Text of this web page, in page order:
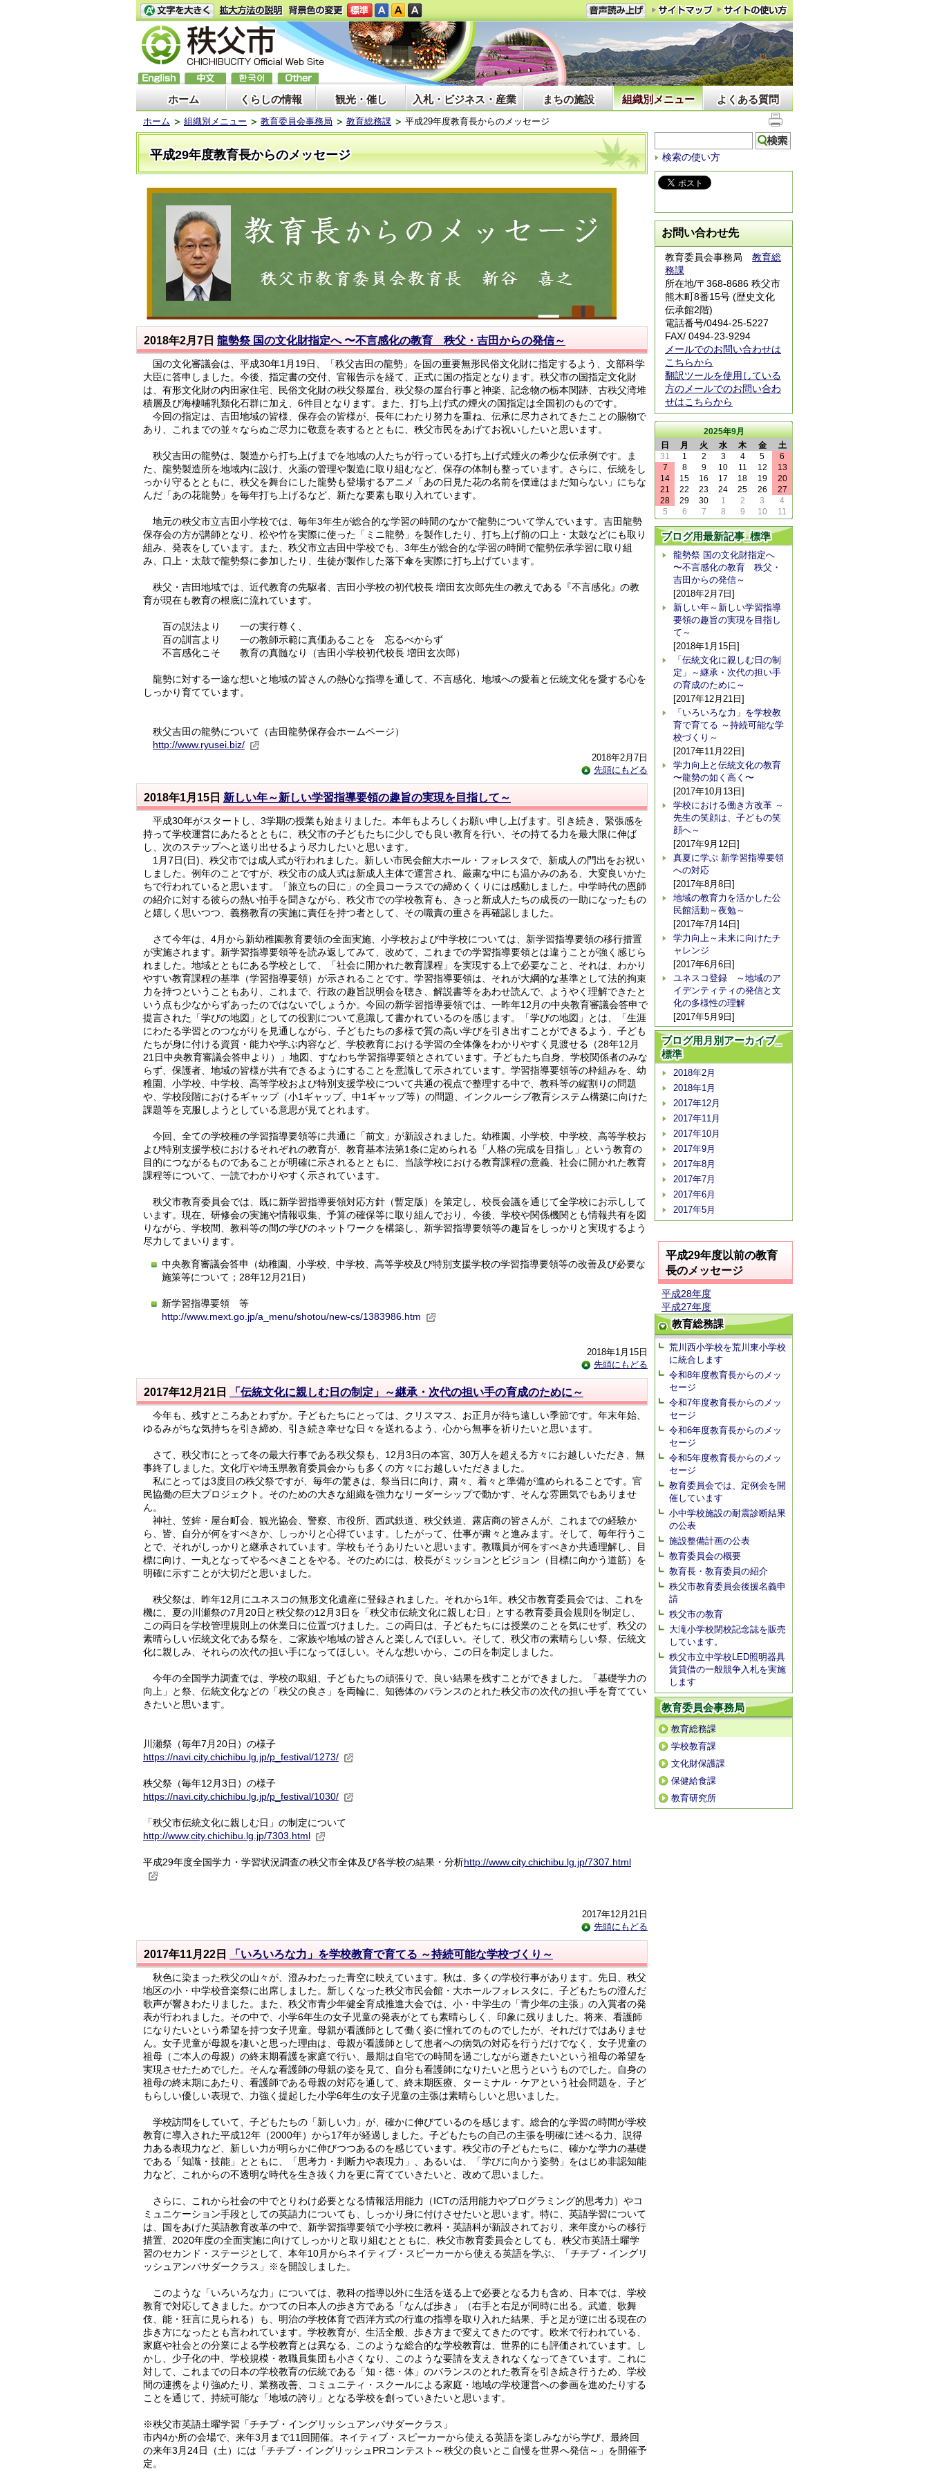
ホーム くらしの情報 観光・催し 入札・ビジネス・産業 まちの施設 組織別メニュー よくある質問
ホーム 組織別メニュー 教育委員会事務局 教育総務課 平成29年度教育長からのメッセージ
平成29年度教育長からのメッセージ
2018年2月7日 龍勢祭 国の文化財指定へ 〜不言感化の教育 秩父・吉田からの発信～
国の文化審議会は、平成30年1月19日、「秩父吉田の龍勢」を国の重要無形民俗文化財に指定するよう、文部科学
大臣に答申しました。今後、指定書の交付、官報告示を経て、正式に国の指定となります。秩父市の国指定文化財
は、有形文化財の内田家住宅、民俗文化財の秩父祭屋台、秩父祭の屋台行事と神楽、記念物の栃本関跡、古秩父湾堆
積層及び海棲哺乳類化石群に加え、6件目となります。また、打ち上げ式の煙火の国指定は全国初のものです。
今回の指定は、吉田地域の皆様、保存会の皆様が、長年にわたり努力を重ね、伝承に尽力されてきたことの賜物で
あり、これまでの並々ならぬご尽力に敬意を表するとともに、秩父市民をあげてお祝いしたいと思います。
秩父吉田の龍勢は、製造から打ち上げまでを地域の人たちが行っている打ち上げ式煙火の希少な伝承例です。ま
た、龍勢製造所を地域内に設け、火薬の管理や製造に取り組むなど、保存の体制も整っています。さらに、伝統をし
っかり守るとともに、秩父を舞台にした龍勢も登場するアニメ「あの日見た花の名前を僕達はまだ知らない」にちな
んだ「あの花龍勢」を毎年打ち上げるなど、新たな要素も取り入れています。
地元の秩父市立吉田小学校では、毎年3年生が総合的な学習の時間のなかで龍勢について学んでいます。吉田龍勢
保存会の方が講師となり、松や竹を実際に使った「ミニ龍勢」を製作したり、打ち上げ前の口上・太鼓などにも取り
組み、発表をしています。また、秩父市立吉田中学校でも、3年生が総合的な学習の時間で龍勢伝承学習に取り組
み、口上・太鼓で龍勢祭に参加したり、生徒が製作した落下傘を実際に打ち上げています。
秩父・吉田地域では、近代教育の先駆者、吉田小学校の初代校長 増田玄次郎先生の教えである『不言感化』の教
育が現在も教育の根底に流れています。
百の説法より 一の実行尊く、
百の訓言より 一の教師示範に真価あることを 忘るべからず
不言感化こそ 教育の真髄なり（吉田小学校初代校長 増田玄次郎）
龍勢に対する一途な想いと地域の皆さんの熱心な指導を通して、不言感化、地域への愛着と伝統文化を愛する心を
しっかり育てています。
秩父吉田の龍勢について（吉田龍勢保存会ホームページ）
http://www.ryusei.biz/
2018年2月7日
先頭にもどる
2018年1月15日 新しい年～新しい学習指導要領の趣旨の実現を目指して～
平成30年がスタートし、3学期の授業も始まりました。本年もよろしくお願い申し上げます。引き続き、緊張感を
持って学校運営にあたるとともに、秩父市の子どもたちに少しでも良い教育を行い、その持てる力を最大限に伸ば
し、次のステップへと送り出せるよう尽力したいと思います。
1月7日(日)、秩父市では成人式が行われました。新しい市民会館大ホール・フォレスタで、新成人の門出をお祝い
しました。例年のことですが、秩父市の成人式は新成人主体で運営され、厳粛な中にも温かみのある、大変良いかた
ちで行われていると思います。「旅立ちの日に」の全員コーラスでの締めくくりには感動しました。中学時代の恩師
の紹介に対する彼らの熱い拍手を聞きながら、秩父市での学校教育も、きっと新成人たちの成長の一助になったもの
と嬉しく思いつつ、義務教育の実施に責任を持つ者として、その職責の重さを再確認しました。
さて今年は、4月から新幼稚園教育要領の全面実施、小学校および中学校については、新学習指導要領の移行措置
が実施されます。新学習指導要領等を読み返してみて、改めて、これまでの学習指導要領とは違うことが強く感じら
れました。地域とともにある学校として、「社会に開かれた教育課程」を実現する上で必要なこと、それは、わかり
やすい教育課程の基準（学習指導要領）が示されることです。学習指導要領は、それが大綱的な基準として法的拘束
力を持つということもあり、これまで、行政の趣旨説明会を聴き、解説書等をあわせ読んで、ようやく理解できたと
いう点も少なからずあったのではないでしょうか。今回の新学習指導要領では、一昨年12月の中央教育審議会答申で
提言された「学びの地図」としての役割について意識して書かれているのを感じます。「学びの地図」とは、「生涯
にわたる学習とのつながりを見通しながら、子どもたちの多様で質の高い学びを引き出すことができるよう、子ども
たちが身に付ける資質・能力や学ぶ内容など、学校教育における学習の全体像をわかりやすく見渡せる（28年12月
21日中央教育審議会答申より）」地図、すなわち学習指導要領とされています。子どもたち自身、学校関係者のみな
らず、保護者、地域の皆様が共有できるようにすることを意識して示されています。学習指導要領等の枠組みを、幼
稚園、小学校、中学校、高等学校および特別支援学校について共通の視点で整理する中で、教科等の縦割りの問題
や、学校段階におけるギャップ（小1ギャップ、中1ギャップ等）の問題、インクルーシブ教育システム構築に向けた
課題等を克服しようとしている意思が見てとれます。
今回、全ての学校種の学習指導要領等に共通に「前文」が新設されました。幼稚園、小学校、中学校、高等学校お
よび特別支援学校におけるそれぞれの教育が、教育基本法第1条に定められる「人格の完成を目指し」という教育の
目的につながるものであることが明確に示されるとともに、当該学校における教育課程の意義、社会に開かれた教育
課程等について、一読でわかりやすく示されています。
秩父市教育委員会では、既に新学習指導要領対応方針（暫定版）を策定し、校長会議を通じて全学校にお示しして
います。現在、研修会の実施や情報収集、予算の確保等に取り組んでおり、今後、学校や関係機関とも情報共有を図
りながら、学校間、教科等の間の学びのネットワークを構築し、新学習指導要領等の趣旨をしっかりと実現するよう
尽力してまいります。
中央教育審議会答申（幼稚園、小学校、中学校、高等学校及び特別支援学校の学習指導要領等の改善及び必要な
施策等について；28年12月21日）
新学習指導要領 等
http://www.mext.go.jp/a_menu/shotou/new-cs/1383986.htm
2018年1月15日
先頭にもどる
2017年12月21日 「伝統文化に親しむ日の制定」～継承・次代の担い手の育成のために～
今年も、残すところあとわずか。子どもたちにとっては、クリスマス、お正月が待ち遠しい季節です。年末年始、
ゆるみがちな気持ちを引き締め、引き続き幸せな日々を送れるよう、心から無事を祈りたいと思います。
さて、秩父市にとって冬の最大行事である秩父祭も、12月3日の本宮、30万人を超える方々にお越しいただき、無
事終了しました。文化庁や埼玉県教育委員会からも多くの方々にお越しいただきました。
私にとっては3度目の秩父祭ですが、毎年の驚きは、祭当日に向け、粛々、着々と準備が進められることです。官
民協働の巨大プロジェクト。そのための大きな組織を強力なリーダーシップで動かす、そんな雰囲気でもありませ
ん。
神社、笠鉾・屋台町会、観光協会、警察、市役所、西武鉄道、秩父鉄道、露店商の皆さんが、これまでの経験か
ら、皆、自分が何をすべきか、しっかりと心得ています。したがって、仕事が粛々と進みます。そして、毎年行うこ
とで、それがしっかりと継承されています。学校もそうありたいと思います。教職員が何をすべきか共通理解し、目
標に向け、一丸となってやるべきことをやる。そのためには、校長がミッションとビジョン（目標に向かう道筋）を
明確に示すことが大切だと思いました。
秩父祭は、昨年12月にユネスコの無形文化遺産に登録されました。それから1年。秩父市教育委員会では、これを
機に、夏の川瀬祭の7月20日と秩父祭の12月3日を「秩父市伝統文化に親しむ日」とする教育委員会規則を制定し、
この両日を学校管理規則上の休業日に位置づけました。この両日は、子どもたちには授業のことを気にせず、秩父の
素晴らしい伝統文化である祭を、ご家族や地域の皆さんと楽しんでほしい。そして、秩父市の素晴らしい祭、伝統文
化に親しみ、それらの次代の担い手になってほしい。そんな想いから、この日を制定しました。
今年の全国学力調査では、学校の取組、子どもたちの頑張りで、良い結果を残すことができました。「基礎学力の
向上」と祭、伝統文化などの「秩父の良さ」を両輪に、知徳体のバランスのとれた秩父市の次代の担い手を育ててい
きたいと思います。
川瀬祭（毎年7月20日）の様子
https://navi.city.chichibu.lg.jp/p_festival/1273/
秩父祭（毎年12月3日）の様子
https://navi.city.chichibu.lg.jp/p_festival/1030/
「秩父市伝統文化に親しむ日」の制定について
http://www.city.chichibu.lg.jp/7303.html
平成29年度全国学力・学習状況調査の秩父市全体及び各学校の結果・分析http://www.city.chichibu.lg.jp/7307.html
2017年12月21日
先頭にもどる
2017年11月22日 「いろいろな力」を学校教育で育てる ～持続可能な学校づくり～
秋色に染まった秩父の山々が、澄みわたった青空に映えています。秋は、多くの学校行事があります。先日、秩父
地区の小・中学校音楽祭に出席しました。新しくなった秩父市民会館・大ホールフォレスタに、子どもたちの澄んだ
歌声が響きわたりました。また、秩父市青少年健全育成推進大会では、小・中学生の「青少年の主張」の入賞者の発
表が行われました。その中で、小学6年生の女子児童の発表がとても素晴らしく、印象に残りました。将来、看護師
になりたいという希望を持つ女子児童。母親が看護師として働く姿に憧れてのものでしたが、それだけではありませ
ん。女子児童が母親を凄いと思った理由は、母親が看護師として患者への病気の対応を行うだけでなく、女子児童の
祖母（ご本人の母親）の終末期看護を家庭で行い、最期は自宅での時間を過ごしながら逝きたいという祖母の希望を
実現させたためでした。そんな看護師の母親の姿を見て、自分も看護師になりたいと思うというものでした。自身の
祖母の終末期にあたり、看護師である母親の対応を通して、終末期医療、ターミナル・ケアという社会問題を、子ど
もらしい優しい表現で、力強く提起した小学6年生の女子児童の主張は素晴らしいと思いました。
学校訪問をしていて、子どもたちの「新しい力」が、確かに伸びているのを感じます。総合的な学習の時間が学校
教育に導入された平成12年（2000年）から17年が経過しました。子どもたちの自己の主張を明確に述べる力、説得
力ある表現力など、新しい力が明らかに伸びつつあるのを感じています。秩父市の子どもたちに、確かな学力の基礎
である「知識・技能」とともに、「思考力・判断力や表現力」、あるいは、「学びに向かう姿勢」をはじめ非認知能
力など、これからの不透明な時代を生き抜く力を更に育てていきたいと、改めて思いました。
さらに、これから社会の中でとりわけ必要となる情報活用能力（ICTの活用能力やプログラミング的思考力）やコ
ミュニケーション手段としての英語力についても、しっかり身に付けさせたいと思います。特に、英語学習について
は、国をあげた英語教育改革の中で、新学習指導要領で小学校に教科・英語科が新設されており、来年度からの移行
措置、2020年度の全面実施に向けてしっかりと取り組むとともに、秩父市教育委員会としても、秩父市英語土曜学
習のセカンド・ステージとして、本年10月からネイティブ・スピーカーから使える英語を学ぶ、「チチブ・イングリ
ッシュアンバサダークラス」※を開設しました。
このような「いろいろな力」については、教科の指導以外に生活を送る上で必要となる力も含め、日本では、学校
教育で対応してきました。かつての日本人の歩き方である「なんば歩き」（右手と右足が同時に出る。武道、歌舞
伎、能・狂言に見られる）も、明治の学校体育で西洋方式の行進の指導を取り入れた結果、手と足が逆に出る現在の
歩き方になったとも言われています。学校教育が、生活全般、歩き方まで変えてきたのです。欧米で行われている、
家庭や社会との分業による学校教育とは異なる、このような総合的な学校教育は、世界的にも評価されています。し
かし、少子化の中、学校規模・教職員集団も小さくなり、このような要請を支えきれなくなってきています。これに
対して、これまでの日本の学校教育の伝統である「知・徳・体」のバランスのとれた教育を引き続き行うため、学校
間の連携をより強めたり、業務改善、コミュニティ・スクールによる家庭・地域の学校運営への参画を進めたりする
ことを通じて、持続可能な「地域の誇り」となる学校を創っていきたいと思います。
※秩父市英語土曜学習「チチブ・イングリッシュアンバサダークラス」
市内4か所の会場で、来年3月まで11回開催。ネイティブ・スピーカーから使える英語を楽しみながら学び、最終回
の来年3月24日（土）には「チチブ・イングリッシュPRコンテスト～秩父の良いとこ自慢を世界へ発信～」を開催予
定。
検索の使い方
お問い合わせ先
教育委員会事務局 教育総
務課
所在地/〒368-8686 秩父市
熊木町8番15号 (歴史文化
伝承館2階)
電話番号/0494-25-5227
FAX/ 0494-23-9294
メールでのお問い合わせは
こちらから
翻訳ツールを使用している
方のメールでのお問い合わ
せはこちらから
2025年9月
日
月 火 水 木 金
土
31
1 2 3 4 5
6
7
8 9 10 11 12
13
14
15 16 17 18 19
20
21
22 23 24 25 26
27
28
29 30 1 2 3
4
5
6 7 8 9 10 11
ブログ用最新記事_標準
龍勢祭 国の文化財指定へ
〜不言感化の教育 秩父・
吉田からの発信～
[2018年2月7日]
新しい年～新しい学習指導
要領の趣旨の実現を目指し
て～
[2018年1月15日]
「伝統文化に親しむ日の制
定」～継承・次代の担い手
の育成のために～
[2017年12月21日]
「いろいろな力」を学校教
育で育てる ～持続可能な学
校づくり～
[2017年11月22日]
学力向上と伝統文化の教育
〜龍勢の如く高く〜
[2017年10月13日]
学校における働き方改革 ～
先生の笑顔は、子どもの笑
顔へ～
[2017年9月12日]
真夏に学ぶ 新学習指導要領
への対応
[2017年8月8日]
地域の教育力を活かした公
民館活動～夜勉～
[2017年7月14日]
学力向上～未来に向けたチ
ャレンジ
[2017年6月6日]
ユネスコ登録 ～地域のア
イデンティティの発信と文
化の多様性の理解
[2017年5月9日]
ブログ用月別アーカイブ_
標準
2018年2月
2018年1月
2017年12月
2017年11月
2017年10月
2017年9月
2017年8月
2017年7月
2017年6月
2017年5月
平成29年度以前の教育
長のメッセージ
平成28年度
平成27年度
教育総務課
荒川西小学校を荒川東小学校
に統合します
令和8年度教育長からのメッ
セージ
令和7年度教育長からのメッ
セージ
令和6年度教育長からのメッ
セージ
令和5年度教育長からのメッ
セージ
教育委員会では、定例会を開
催しています
小中学校施設の耐震診断結果
の公表
施設整備計画の公表
教育委員会の概要
教育長・教育委員の紹介
秩父市教育委員会後援名義申
請
秩父市の教育
大滝小学校閉校記念誌を販売
しています。
秩父市立中学校LED照明器具
賃貸借の一般競争入札を実施
します
教育委員会事務局
教育総務課
学校教育課
文化財保護課
保健給食課
教育研究所